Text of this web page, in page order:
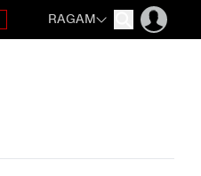
RAGAM